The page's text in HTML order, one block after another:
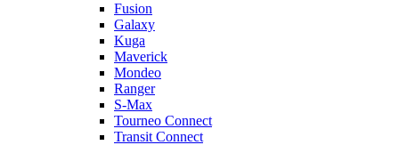
Fusion
Galaxy
Kuga
Maverick
Mondeo
Ranger
S-Max
Tourneo Connect
Transit Connect